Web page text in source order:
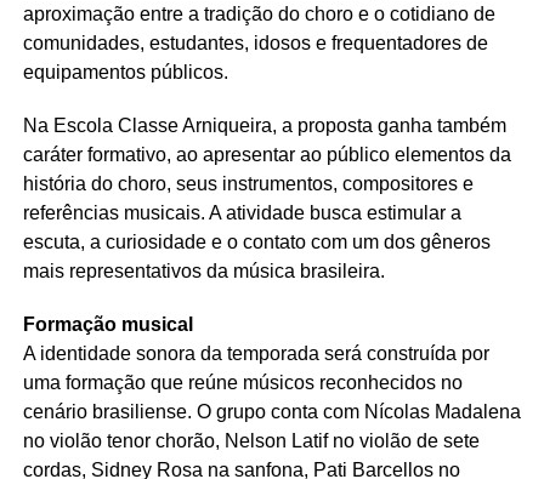
aproximação entre a tradição do choro e o cotidiano de
comunidades, estudantes, idosos e frequentadores de
equipamentos públicos.
Na Escola Classe Arniqueira, a proposta ganha também
caráter formativo, ao apresentar ao público elementos da
história do choro, seus instrumentos, compositores e
referências musicais. A atividade busca estimular a
escuta, a curiosidade e o contato com um dos gêneros
mais representativos da música brasileira.
Formação musical
A identidade sonora da temporada será construída por
uma formação que reúne músicos reconhecidos no
cenário brasiliense. O grupo conta com Nícolas Madalena
no violão tenor chorão, Nelson Latif no violão de sete
cordas, Sidney Rosa na sanfona, Pati Barcellos no